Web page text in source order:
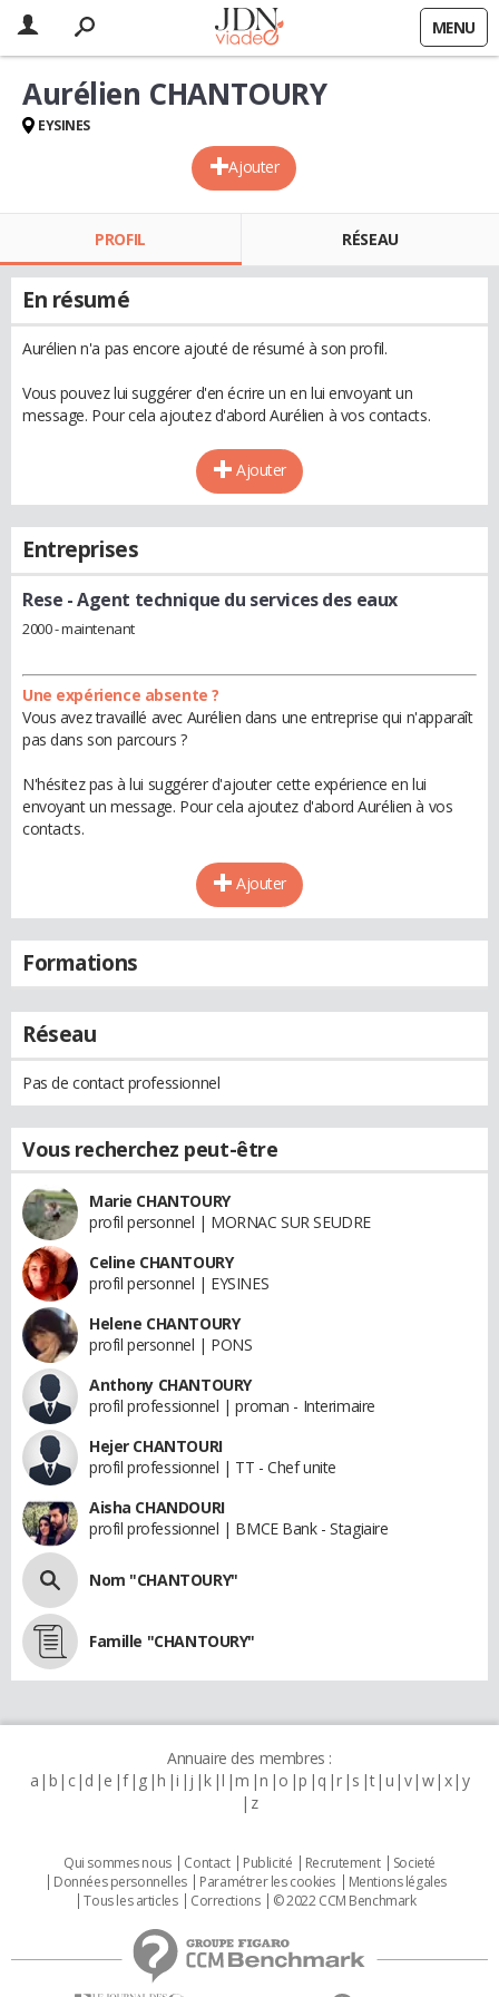
MENU
Ajouter
Aurélien CHANTOURY
EYSINES
PROFIL RÉSEAU
En résumé
Aurélien n'a pas encore ajouté de résumé à son profil.
Vous pouvez lui suggérer d'en écrire un en lui envoyant un
message. Pour cela ajoutez d'abord Aurélien à vos contacts.
Ajouter
Entreprises
Rese - Agent technique du services des eaux
2000 - maintenant
Une expérience absente ?
Vous avez travaillé avec Aurélien dans une entreprise qui n'apparaît
pas dans son parcours ?
N'hésitez pas à lui suggérer d'ajouter cette expérience en lui
envoyant un message. Pour cela ajoutez d'abord Aurélien à vos
contacts.
Ajouter
Formations
Réseau
Pas de contact professionnel
Vous recherchez peut-être
Marie CHANTOURY
profil personnel | MORNAC SUR SEUDRE
Celine CHANTOURY
profil personnel | EYSINES
Helene CHANTOURY
profil personnel | PONS
Anthony CHANTOURY
profil professionnel | proman - Interimaire
Hejer CHANTOURI
profil professionnel | TT - Chef unite
Aisha CHANDOURI
profil professionnel | BMCE Bank - Stagiaire
Nom "CHANTOURY"
Famille "CHANTOURY"
Annuaire des membres :
a b c d e f g h i j k l m n o p q r s t u v w x y
z
Qui sommes nous Contact Publicité Recrutement
Societé
Données personnelles
Paramétrer les cookies
Mentions légales
Tous les articles
Corrections © 2022 CCM Benchmark